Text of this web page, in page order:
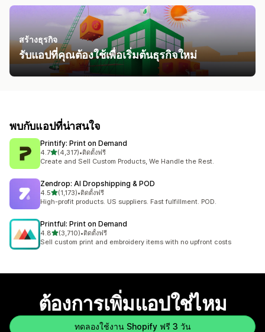
สร้างธุรกิจ
รับแอปที่คุณต้องใช้เพื่อเริ่มต้นธุรกิจใหม่
พบกับแอปที่น่าสนใจ
Printify: Print on Demand
4.7เต็ม 5 ดาว
(4,317)
ทั้งหมด 4317 รีวิว
•ติดตั้งฟรี
Create and Sell Custom Products, We Handle the Rest.
Zendrop: AI Dropshipping & POD
4.5เต็ม 5 ดาว
(1,173)
ทั้งหมด 1173 รีวิว
•ติดตั้งฟรี
High-profit products. US suppliers. Fast fulfillment. POD.
Printful: Print on Demand
4.8เต็ม 5 ดาว
(3,710)
ทั้งหมด 3710 รีวิว
•ติดตั้งฟรี
Sell custom print and embroidery items with no upfront costs
ต้องการเพิ่มแอปใช่ไหม
ทดลองใช้งาน Shopify ฟรี 3 วัน